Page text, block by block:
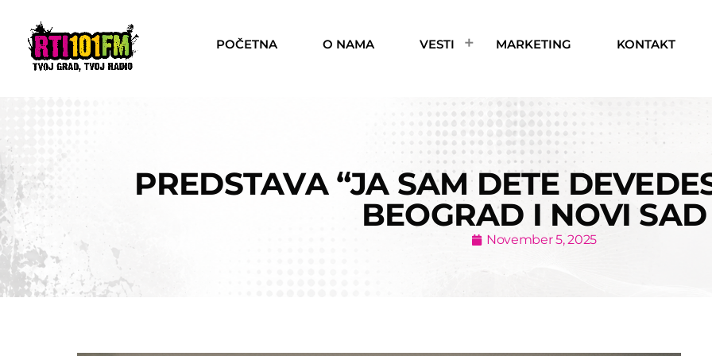
POČETNA O NAMA VESTI MARKETING KONTAKT
PREDSTAVA “JA SAM DETE
BEOGRAD I NOVI SAD
November 5, 2025